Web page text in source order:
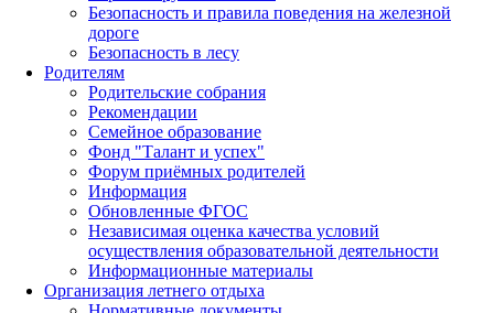
Безопасность и правила поведения на железной
дороге
Безопасность в лесу
Родителям
Родительские собрания
Рекомендации
Семейное образование
Фонд "Талант и успех"
Форум приёмных родителей
Информация
Обновленные ФГОС
Независимая оценка качества условий
осуществления образовательной деятельности
Информационные материалы
Организация летнего отдыха